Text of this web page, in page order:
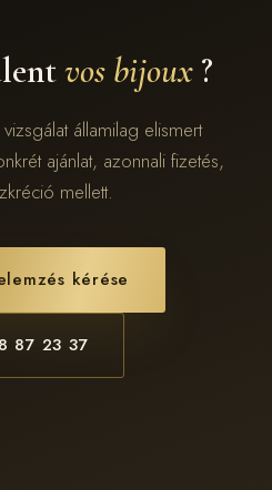
vos bijoux ?
államilag elismert
ajánlat, azonnali fizetés,
mellett.
kérése
87 23 37